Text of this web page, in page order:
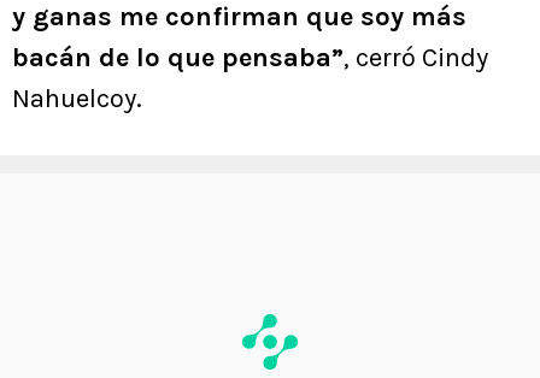
y ganas me confirman que soy más
bacán de lo que pensaba”, cerró Cindy
Nahuelcoy.